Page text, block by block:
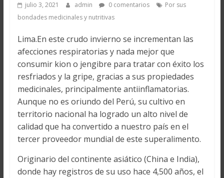
julio 3, 2021 admin 0 comentarios
Por sus
bondades medicinales y nutritivas
Lima.En este crudo invierno se incrementan las
afecciones respiratorias y nada mejor que
consumir kion o jengibre para tratar con éxito los
resfriados y la gripe, gracias a sus propiedades
medicinales, principalmente antiinflamatorias.
Aunque no es oriundo del Perú, su cultivo en
territorio nacional ha logrado un alto nivel de
calidad que ha convertido a nuestro país en el
tercer proveedor mundial de este superalimento.
Originario del continente asiático (China e India),
donde hay registros de su uso hace 4,500 años, el